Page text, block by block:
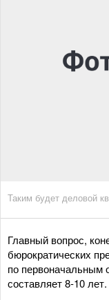
Таким будет деловой
Главный вопрос,
бюрократических
по первоначальным
составляет 8-10 лет.